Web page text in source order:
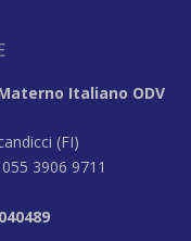
Italiano ODV
(FI)
3906 9711